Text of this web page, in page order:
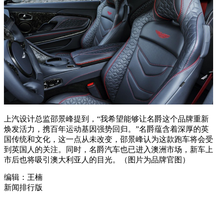
上汽设计总监邵景峰提到，“我希望能够让名爵这个品牌重新
焕发活力，携百年运动基因强势回归。”名爵蕴含着深厚的英
国传统和文化，这一点从未改变，邵景峰认为这款跑车将会受
到英国人的关注。同时，名爵汽车也已进入澳洲市场，新车上
市后也将吸引澳大利亚人的目光。（图片为品牌官图）
编辑：王楠
新闻排行版